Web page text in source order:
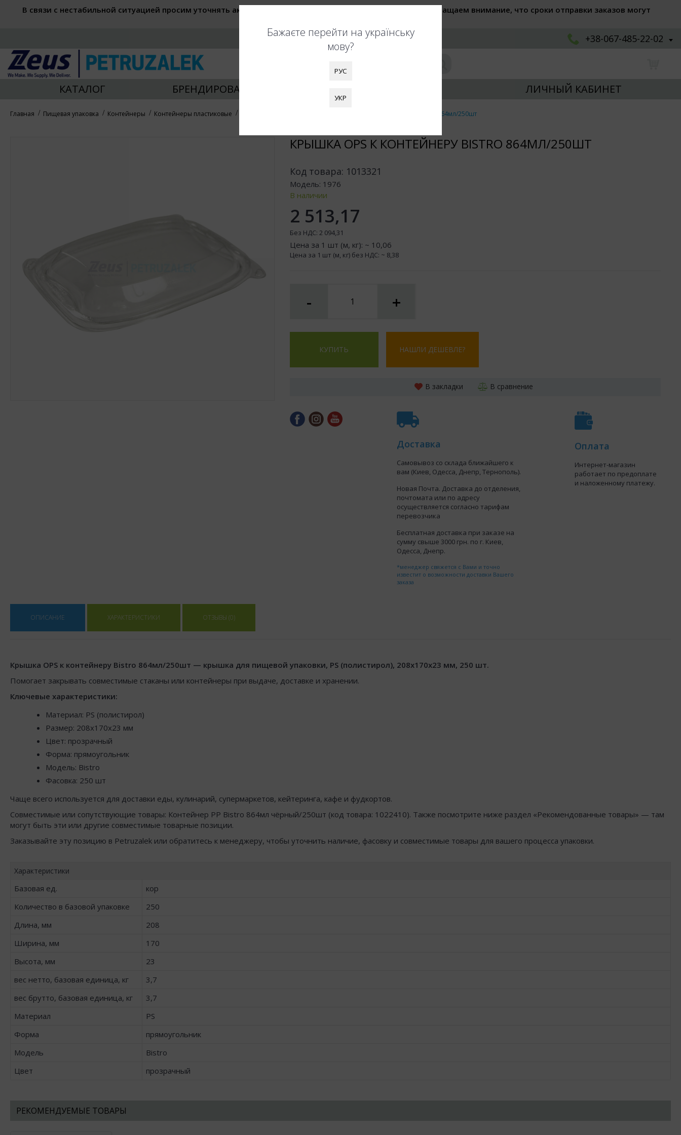
В связи с нестабильной ситуацией просим уточнять актуальные цены при оформлении заказа. Также обращаем внимание, что сроки отправки заказов могут
+38-067-485-22-02
КАТАЛОГ БРЕНДИРОВАНИЕ УПАКОВКИ ЛИЧНЫЙ КАБИНЕТ
Главная Пищевая упаковка Контейнеры Контейнеры пластиковые Крышка OPS к контейнеру Bistro 864мл/250шт
КРЫШКА OPS К КОНТЕЙНЕРУ BISTRO 864МЛ/250ШТ
Код товара: 1013321
Модель: 1976
В наличии
2 513,17
Без НДС: 2 094,31
Цена за 1 шт (м, кг): ~ 10,06
Цена за 1 шт (м, кг) без НДС: ~ 8,38
- +
КУПИТЬ НАШЛИ ДЕШЕВЛЕ?
В закладки В сравнение
Доставка
Самовывоз со склада ближайшего к
вам (Киев, Одесса, Днепр, Тернополь).
Новая Почта. Доставка до отделения,
почтомата или по адресу
осуществляется согласно тарифам
перевозчика
Бесплатная доставка при заказе на
сумму свыше 3000 грн. по г. Киев,
Одесса, Днепр.
*менеджер свяжется с Вами и точно
известит о возможности доставки Вашего
заказа
Оплата
Интернет-магазин
работает по предоплате
и наложенному платежу.
ОПИСАНИЕ ХАРАКТЕРИСТИКИ ОТЗЫВЫ (0)
Крышка OPS к контейнеру Bistro 864мл/250шт — крышка для пищевой упаковки, PS (полистирол), 208x170x23 мм, 250 шт.
Помогает закрывать совместимые стаканы или контейнеры при выдаче, доставке и хранении.
Ключевые характеристики:
Материал: PS (полистирол)
Размер: 208x170x23 мм
Цвет: прозрачный
Форма: прямоугольник
Модель: Bistro
Фасовка: 250 шт
Чаще всего используется для доставки еды, кулинарий, супермаркетов, кейтеринга, кафе и фудкортов.
Совместимые или сопутствующие товары: Контейнер РР Bistro 864мл чёрный/250шт (код товара: 1022410). Также посмотрите ниже раздел «Рекомендованные товары» — там
могут быть эти или другие совместимые товарные позиции.
Заказывайте эту позицию в Petruzalek или обратитесь к менеджеру, чтобы уточнить наличие, фасовку и совместимые товары для вашего процесса упаковки.
Характеристики
Базовая ед.
кор
Количество в базовой упаковке
250
Длина, мм
208
Ширина, мм
170
Высота, мм
23
вес нетто, базовая единица, кг
3,7
вес брутто, базовая единица, кг
3,7
Материал
PS
Форма
прямоугольник
Модель
Bistro
Цвет
прозрачный
РЕКОМЕНДУЕМЫЕ ТОВАРЫ
Бажаєте перейти на українську
мову?
РУС
УКР